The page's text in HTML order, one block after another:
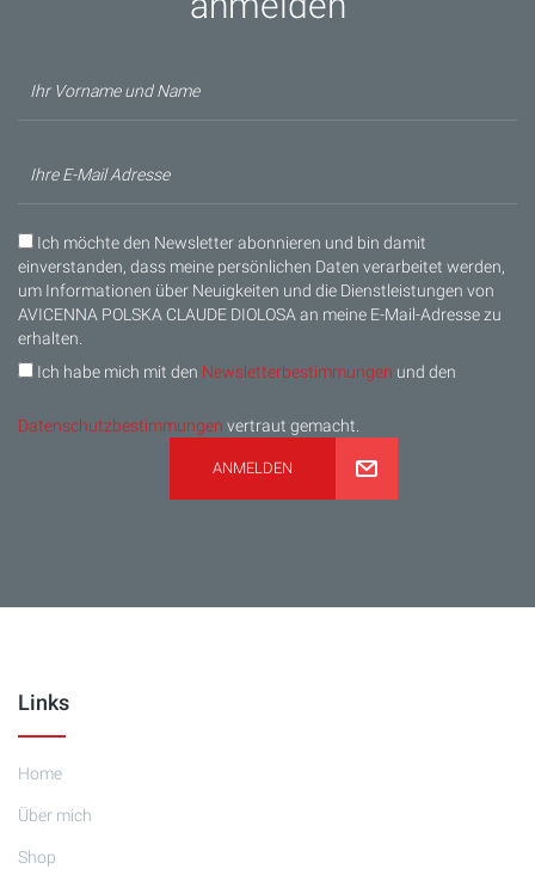
Ich möchte den Newsletter abonnieren und bin damit
einverstanden, dass meine persönlichen Daten verarbeitet werden,
um Informationen über Neuigkeiten und die Dienstleistungen von
AVICENNA POLSKA CLAUDE DIOLOSA an meine E-Mail-Adresse zu
erhalten.
Ich habe mich mit den Newsletterbestimmungen und den
Datenschutzbestimmungen vertraut gemacht.
ANMELDEN
Links
Home
Über mich
Shop